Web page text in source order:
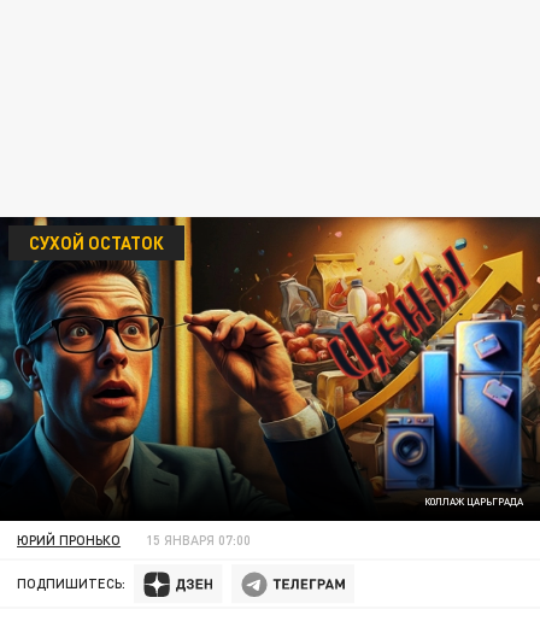
КОЛЛАЖ ЦАРЬГРАДА
СУХОЙ ОСТАТОК
ЮРИЙ ПРОНЬКО 15 ЯНВАРЯ 07:00
ПОДПИШИТЕСЬ: